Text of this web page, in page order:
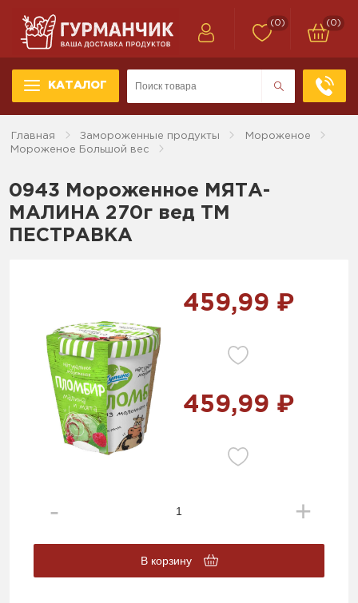
КАТАЛОГ
(0) (0)
Главная Замороженные продукты
Мороженое
Мороженое Большой вес
0943 Мороженное МЯТА-
МАЛИНА 270г вед ТМ
ПЕСТРАВКА
459,99 ₽
459,99 ₽
В корзину